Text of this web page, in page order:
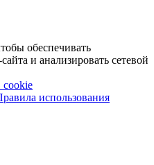
обеспечивать
и анализировать сетевой
cookie
использования